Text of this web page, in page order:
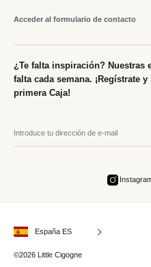
Acceder al formulario de contacto
¿Te falta inspiración? Nuestras
falta cada semana. ¡Regístrate
primera Caja!
España ES
©2026 Little Cigogne